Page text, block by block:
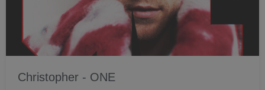
Christopher - ONE